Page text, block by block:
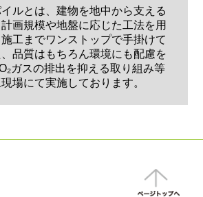
ルとは、建物を地中から支える
画規模や地盤に応じた工法を用
工までワンストップで手掛けて
品質はもちろん環境にも配慮を
ガスの排出を抑える取り組み等
場にて実施しております。